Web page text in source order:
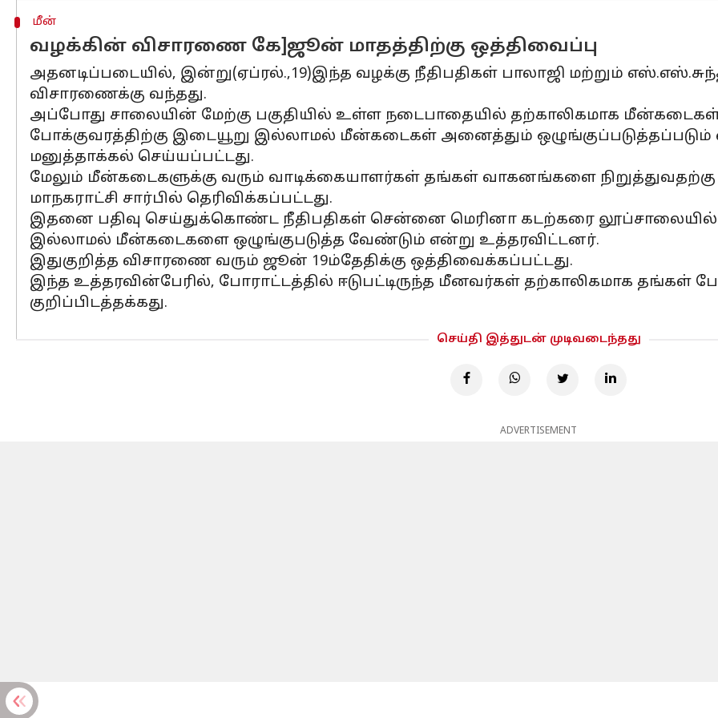
மீன்
வழக்கின் விசாரணை கே]ஜூன் மாதத்திற்கு ஒத்திவைப்பு
அதனடிப்படையில், இன்று(ஏப்ரல்.,19)இந்த வழக்கு நீதிபதிகள் பாலாஜி மற்றும்
விசாரணைக்கு வந்தது.
அப்போது சாலையின் மேற்கு பகுதியில் உள்ள நடைபாதையில் தற்காலிகமாக
போக்குவரத்திற்கு இடையூறு இல்லாமல் மீன்கடைகள் அனைத்தும் ஒழுங்குப்படுத்தப்படும்
மனுத்தாக்கல் செய்யப்பட்டது.
மேலும் மீன்கடைகளுக்கு வரும் வாடிக்கையாளர்கள் தங்கள் வாகனங்களை
மாநகராட்சி சார்பில் தெரிவிக்கப்பட்டது.
இதனை பதிவு செய்துக்கொண்ட நீதிபதிகள் சென்னை மெரினா கடற்கரை லூப்சாலையில்
இல்லாமல் மீன்கடைகளை ஒழுங்குபடுத்த வேண்டும் என்று உத்தரவிட்டனர்.
இதுகுறித்த விசாரணை வரும் ஜூன் 19ம்தேதிக்கு ஒத்திவைக்கப்பட்டது.
இந்த உத்தரவின்பேரில், போராட்டத்தில் ஈடுபட்டிருந்த மீனவர்கள் தற்காலிகமாக தங்கள்
குறிப்பிடத்தக்கது.
செய்தி இத்துடன் முடிவடைந்தது
ADVERTISEMENT